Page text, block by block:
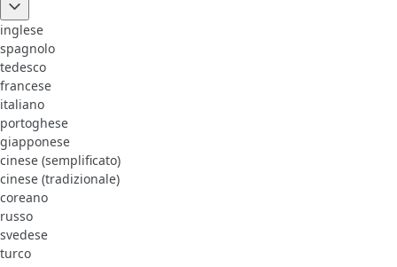
inglese
spagnolo
tedesco
francese
italiano
portoghese
giapponese
cinese (semplificato)
cinese (tradizionale)
coreano
russo
svedese
turco